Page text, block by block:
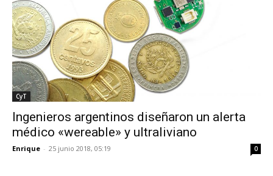
CyT
Ingenieros argentinos diseñaron un alerta
médico «wereable» y ultraliviano
Enrique - 25 junio 2018, 05:19 0